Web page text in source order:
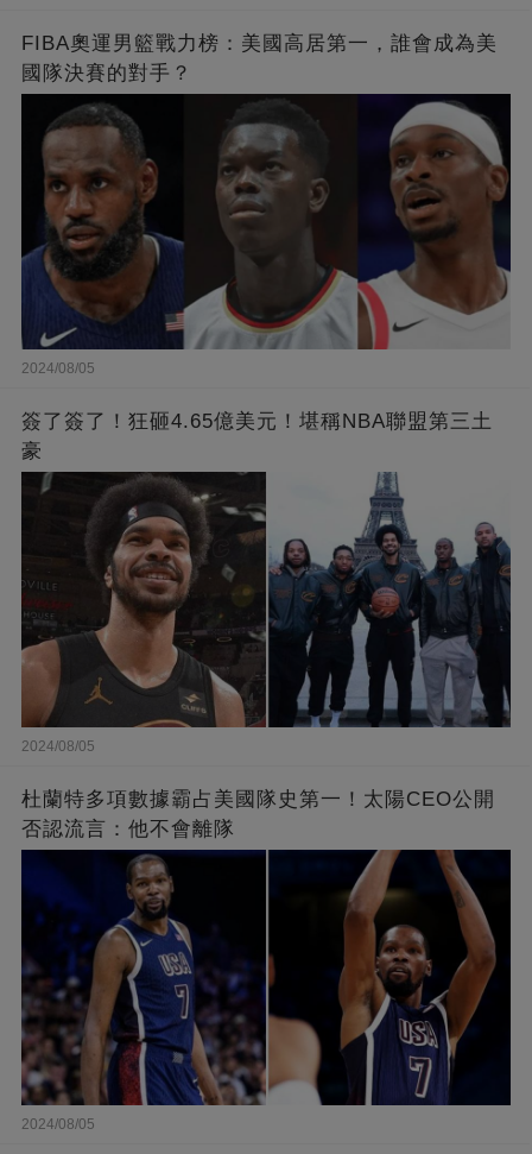
FIBA奧運男籃戰力榜：美國高居第一，誰會成為美
國隊決賽的對手？
2024/08/05
簽了簽了！狂砸4.65億美元！堪稱NBA聯盟第三土
豪
2024/08/05
杜蘭特多項數據霸占美國隊史第一！太陽CEO公開
否認流言：他不會離隊
2024/08/05